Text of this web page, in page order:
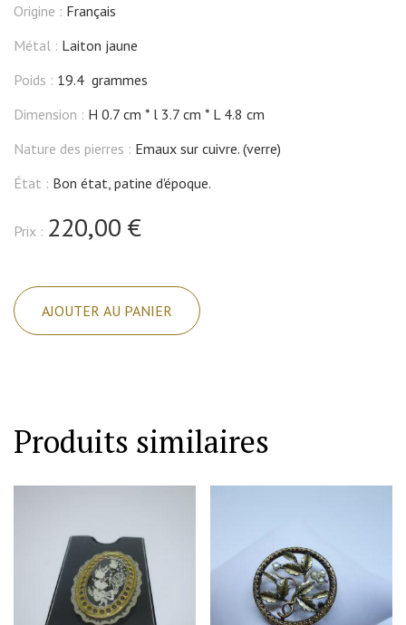
Origine : Français
Métal : Laiton jaune
Poids : 19.4 grammes
Dimension : H 0.7 cm l 3.7 cm
L 4.8 cm
Nature des pierres : Emaux sur cuivre. (verre)
État : Bon état, patine d'époque.
Prix : 220,00 €
de
Broche
sur
AJOUTER AU PANIER
Produits similaires